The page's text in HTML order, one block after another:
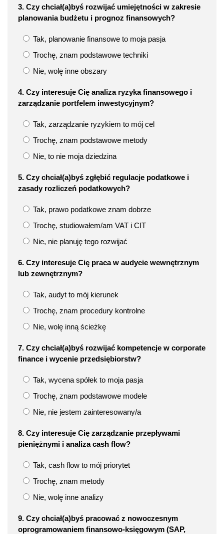
3. Czy chciał(a)byś rozwijać umiejętności w zakresie
planowania budżetu i prognoz finansowych?
Tak, planowanie finansowe to moja pasja
Trochę, znam podstawowe techniki
Nie, wolę inne obszary
4. Czy interesuje Cię analiza ryzyka finansowego i
zarządzanie portfelem inwestycyjnym?
Tak, zarządzanie ryzykiem to mój cel
Trochę, znam podstawowe metody
Nie, to nie moja dziedzina
5. Czy chciał(a)byś zgłębić regulacje podatkowe i
zasady rozliczeń podatkowych?
Tak, prawo podatkowe znam dobrze
Trochę, studiowałem/am VAT i CIT
Nie, nie planuję tego rozwijać
6. Czy interesuje Cię praca w audycie wewnętrznym
lub zewnętrznym?
Tak, audyt to mój kierunek
Trochę, znam procedury kontrolne
Nie, wolę inną ścieżkę
7. Czy chciał(a)byś rozwijać kompetencje w corporate
finance i wycenie przedsiębiorstw?
Tak, wycena spółek to moja pasja
Trochę, znam podstawowe modele
Nie, nie jestem zainteresowany/a
8. Czy interesuje Cię zarządzanie przepływami
pieniężnymi i analiza cash flow?
Tak, cash flow to mój priorytet
Trochę, znam metody
Nie, wolę inne analizy
9. Czy chciał(a)byś pracować z nowoczesnym
oprogramowaniem finansowo-księgowym (SAP,